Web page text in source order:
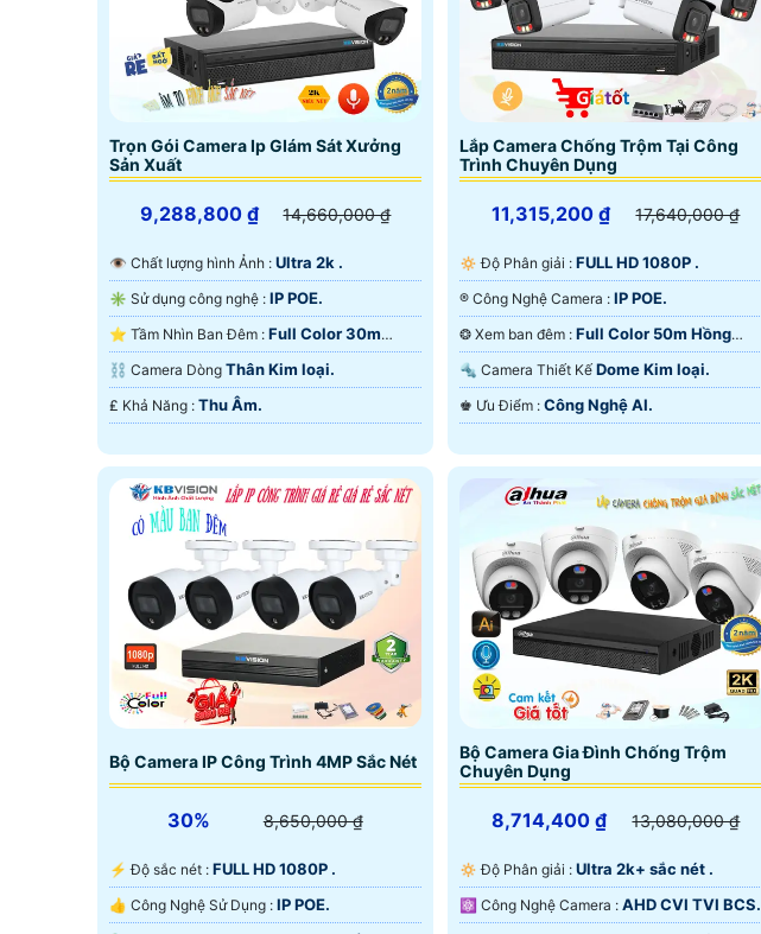
Trọn Gói Camera Ip GIám Sát Xưởng
Sản Xuất
9,288,800 ₫ 14,660,000 ₫
👁 Chất lượng hình Ảnh : Ultra 2k .
✳️ Sử dụng công nghệ : IP POE.
⭐ Tầm Nhìn Ban Đêm : Full Color 30m
Hồng Ngoại SMD.
⛓ Camera Dòng Thân Kim loại.
️₤ Khả Năng : Thu Âm.
Lắp Camera Chống Trộm Tại Công
Trình Chuyên Dụng
11,315,200 ₫ 17,640,000 ₫
🔅 Độ Phân giải : FULL HD 1080P .
®️ Công Nghệ Camera : IP POE.
❂ Xem ban đêm : Full Color 50m Hồng
Ngoại SMD.
🔩 Camera Thiết Kế Dome Kim loại.
️♚ Ưu Điểm : Công Nghệ AI.
Bộ Camera IP Công Trình 4MP Sắc Nét
30% 8,650,000 ₫
️⚡ Độ sắc nét : FULL HD 1080P .
👍 Công Nghệ Sử Dụng : IP POE.
Bộ Camera Gia Đình Chống Trộm
Chuyên Dụng
8,714,400 ₫ 13,080,000 ₫
🔅 Độ Phân giải : Ultra 2k+ sắc nét .
⚛️ Công Nghệ Camera : AHD CVI TVI BCS.